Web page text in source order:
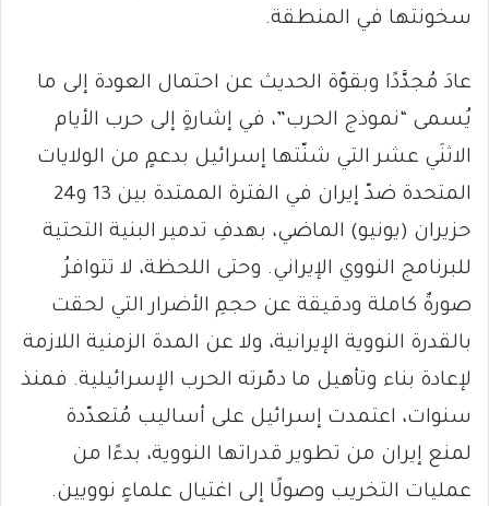
سخونتها في المنطقة.
عادَ مُجدَّدًا وبقوّة الحديث عن احتمال العودة إلى ما
يُسمى “نموذج الحرب”، في إشارةٍ إلى حرب الأيام
الاثنَي عشر التي شنّتها إسرائيل بدعمٍ من الولايات
المتحدة ضدّ إيران في الفترة الممتدة بين 13 و24
حزيران (يونيو) الماضي، بهدفِ تدمير البنية التحتية
للبرنامج النووي الإيراني. وحتى اللحظة، لا تتوافرُ
صورةٌ كاملة ودقيقة عن حجمِ الأضرار التي لحقت
بالقدرة النووية الإيرانية، ولا عن المدة الزمنية اللازمة
لإعادة بناء وتأهيل ما دمّرته الحرب الإسرائيلية. فمنذ
سنوات، اعتمدت إسرائيل على أساليب مُتعدّدة
لمنع إيران من تطوير قدراتها النووية، بدءًا من
عمليات التخريب وصولًا إلى اغتيال علماءٍ نوويين.